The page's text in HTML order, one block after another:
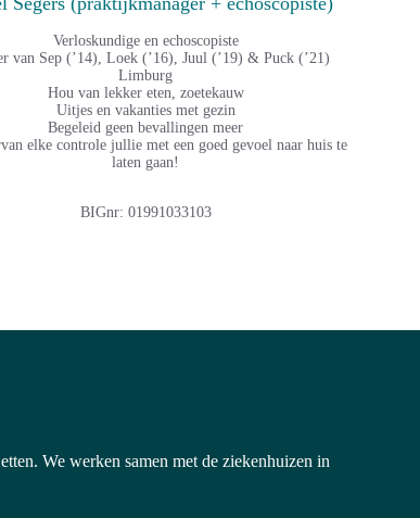
Verloskundige en echoscopiste
van Sep (’14), Loek (’16), Juul (’19) & Puck (’21)
Limburg
Hou van lekker eten, zoetekauw
Uitjes en vakanties met gezin
Begeleid geen bevallingen meer
elke controle jullie met een goed gevoel naar huis te
laten gaan!
BIGnr: 01991033103
We werken samen met de ziekenhuizen in